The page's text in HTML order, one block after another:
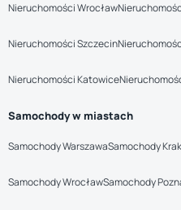
Nieruchomości Wrocław
Nieruchomości Szczecin
Nieruchomości Katowice
Samochody w miastach
Samochody WarszawaSamochody
Samochody WrocławSamochody